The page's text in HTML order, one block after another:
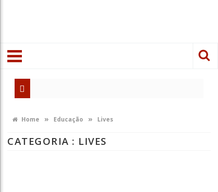
Home » Educação » Lives
CATEGORIA : LIVES